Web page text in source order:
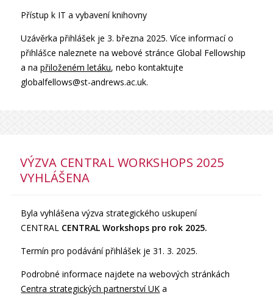
Přístup k IT a vybavení knihovny
Uzávěrka přihlášek je 3. března 2025. Více informací o
přihlášce naleznete na webové stránce Global Fellowship
a napřiloženém letáku, nebo kontaktujte
globalfellows@st-andrews.ac.uk.
VÝZVA CENTRAL WORKSHOPS 2025
VYHLÁŠENA
Byla vyhlášena výzva strategického uskupení
CENTRAL CENTRAL Workshops pro rok 2025.
Termín pro podávání přihlášek je 31. 3. 2025.
Podrobné informace najdete na webových stránkách
Centra strategických partnerství UK a